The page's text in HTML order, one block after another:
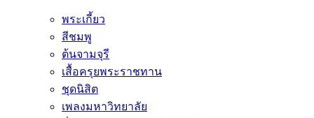
พระเกี้ยว
สีชมพู
ต้นจามจุรี
เสื้อครุยพระราชทาน
ชุดนิสิต
เพลงมหาวิทยาลัย